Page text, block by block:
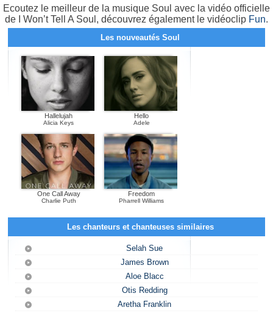
Ecoutez le meilleur de la musique Soul avec la vidéo officielle
de I Won’t Tell A Soul, découvrez également le vidéoclip Fun.
Les nouveautés Soul
Hallelujah
Alicia Keys
Hello
Adele
One Call Away
Charlie Puth
Freedom
Pharrell Williams
Les chanteurs et chanteuses similaires
Selah Sue
James Brown
Aloe Blacc
Otis Redding
Aretha Franklin